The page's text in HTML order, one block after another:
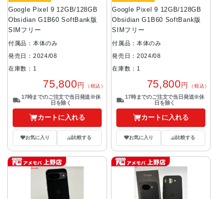
Google Pixel 9 12GB/128GB
Obsidian G1B60 SoftBank版
SIMフリー
付属品：本体のみ
発売日：2024/08
在庫数：1
75,800円 （税込）
17時までのご注文で当日発送※休
日を除く
カートに入れる
お気に入り 比較する
Google Pixel 9 12GB/128GB
Obsidian G1B60 SoftBank版
SIMフリー
付属品：本体のみ
発売日：2024/08
在庫数：1
75,800円 （税込）
17時までのご注文で当日発送※休
日を除く
カートに入れる
お気に入り 比較する